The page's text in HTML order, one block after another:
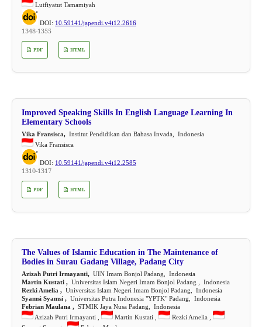
Lutfiyatut Tamamiyah
DOI: 10.59141/japendi.v4i12.2616
1348-1355
PDF HTML
Improved Speaking Skills In English Language Learning In
Elementary Schools
Vika Fransisca,Institut Pendidikan dan Bahasa Invada, Indonesia
Vika Fransisca
DOI: 10.59141/japendi.v4i12.2585
1310-1317
PDF HTML
The Values of Islamic Education in The Maintenance of
Bodies in Surau Gadang Village, Padang City
Azizah Putri Irmayanti,UIN Imam Bonjol Padang, Indonesia
Martin Kustati ,Universitas Islam Negeri Imam Bonjol Padang , Indonesia
Rezki Amelia ,Universitas Islam Negeri Imam Bonjol Padang, Indonesia
Syamsi Syamsi ,Universitas Putra Indonesia "YPTK" Padang, Indonesia
Febrian Maulana ,STMIK Jaya Nusa Padang, Indonesia
Azizah Putri Irmayanti ,
Martin Kustati ,
Rezki Amelia ,